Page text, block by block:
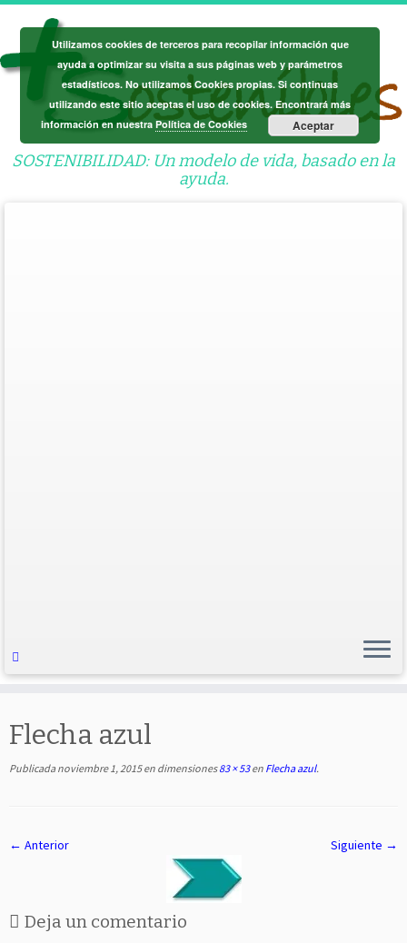
Saltar
contenido
SOSTENIBILIDAD: Un modelo de vida, basado en la
ayuda.
Flecha azul
Publicada noviembre 1, 2015en dimensiones83 × 53en Flecha azul.
← Anterior Siguiente →
Deja un comentario
Utilizamos cookies de terceros para recopilar información que
ayuda a optimizar su visita a sus páginas web y parámetros
estadísticos. No utilizamos Cookies propias. Si continuas
utilizando este sitio aceptas el uso de cookies. Encontrará más
información en nuestraPolítica de Cookies Aceptar